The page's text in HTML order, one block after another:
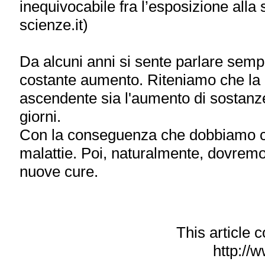
inequivocabile fra l’esposizione
scienze.it)
Da alcuni anni si sente parlare
costante aumento. Riteniamo che
ascendente sia l'aumento di
giorni.
Con la conseguenza che dobbiamo
malattie. Poi, naturalmente,
nuove cure.
This article
http://